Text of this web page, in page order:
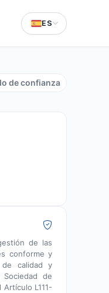
ES
de confianza
de las
conforme y
calidad y
de
L111-